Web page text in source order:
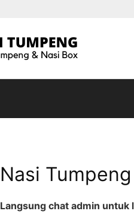
Nasi
Langsung chat admin